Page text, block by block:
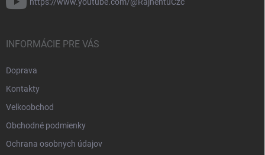
INFORMÁCIE PRE VÁS
Doprava
Kontakty
Velkoobchod
Obchodné podmienky
Ochrana osobnych údajov